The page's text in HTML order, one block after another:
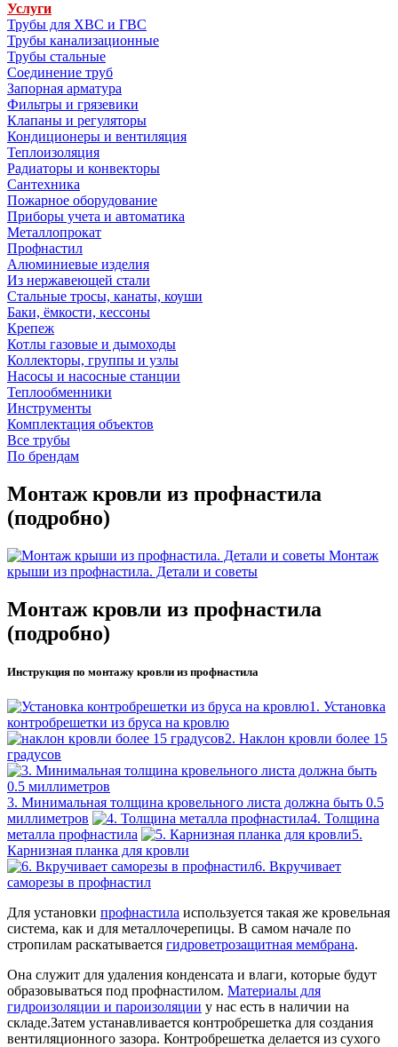
Услуги
Трубы для ХВС и ГВС
Трубы канализационные
Трубы стальные
Соединение труб
Запорная арматура
Фильтры и грязевики
Клапаны и регуляторы
Кондиционеры и вентиляция
Теплоизоляция
Радиаторы и конвекторы
Сантехника
Пожарное оборудование
Приборы учета и автоматика
Металлопрокат
Профнастил
Алюминиевые изделия
Из нержавеющей стали
Стальные тросы, канаты, коуши
Баки, ёмкости, кессоны
Крепеж
Котлы газовые и дымоходы
Коллекторы, группы и узлы
Насосы и насосные станции
Теплообменники
Инструменты
Комплектация объектов
Все трубы
По брендам
Монтаж кровли из профнастила
(подробно)
Монтаж
крыши из профнастила. Детали и советы
Монтаж кровли из профнастила
(подробно)
Инструкция по монтажу кровли из профнастила
1. Установка
контробрешетки из бруса на кровлю
2. Наклон кровли более 15
градусов
3. Минимальная толщина кровельного листа должна быть 0.5
миллиметров
4. Толщина
металла профнастила
5.
Карнизная планка для кровли
6. Вкручивает
саморезы в профнастил
Для установки профнастила используется такая же кровельная
система, как и для металлочерепицы. В самом начале по
стропилам раскатывается гидроветрозащитная мембрана.
Она служит для удаления конденсата и влаги, которые будут
образовываться под профнастилом. Материалы для
гидроизоляции и пароизоляции у нас есть в наличии на
складе.Затем устанавливается контробрешетка для создания
вентиляционного зазора. Контробрешетка делается из сухого